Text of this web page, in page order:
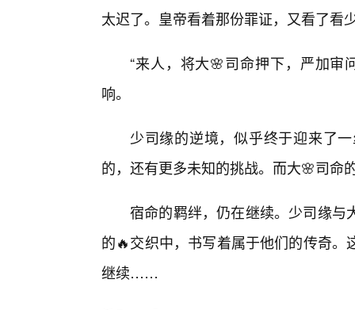
太迟了。皇帝看着那份罪证，又看了看
“来人，将大🌸司命押下，严加审
响。
少司缘的逆境，似乎终于迎来了
的，还有更多未知的挑战。而大🌸司命
宿命的羁绊，仍在继续。少司缘与
的🔥交织中，书写着属于他们的传奇
继续……